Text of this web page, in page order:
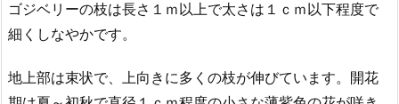
ゴジベリーの枝は長さ１ｍ以上で太さは１ｃｍ以下程度で
細くしなやかです。
地上部は束状で、上向きに多くの枝が伸びています。開花